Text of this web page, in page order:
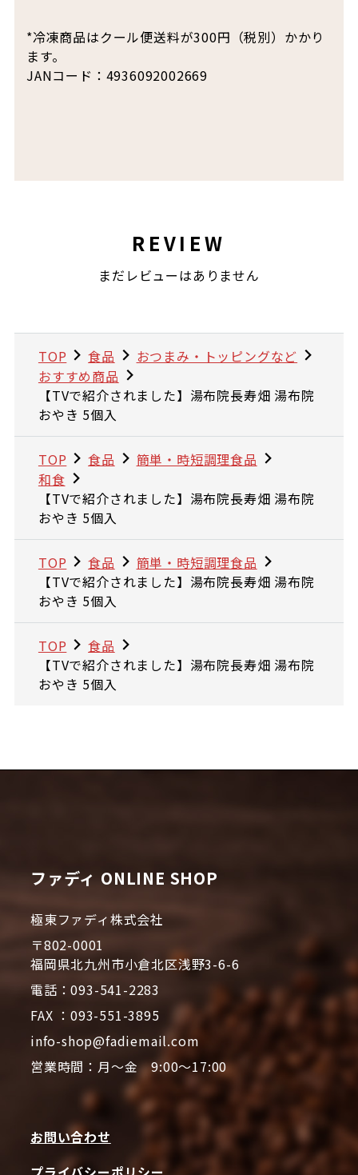
*冷凍商品はクール便送料が300円（税別）かかり
ます。
JANコード：4936092002669
REVIEW
まだレビューはありません
TOP 食品
おつまみ・トッピングなど
おすすめ商品
【TVで紹介されました】湯布院長寿畑 湯布院
おやき 5個入
TOP 食品
簡単・時短調理食品
和食
【TVで紹介されました】湯布院長寿畑 湯布院
おやき 5個入
TOP 食品
簡単・時短調理食品
【TVで紹介されました】湯布院長寿畑 湯布院
おやき 5個入
TOP
食品
【TVで紹介されました】湯布院長寿畑 湯布院
おやき 5個入
ファディ ONLINE SHOP
極東ファディ株式会社
〒802-0001
福岡県北九州市小倉北区浅野3-6-6
電話：093-541-2283
FAX ：093-551-3895
info-shop@fadiemail.com
営業時間：月～金 9:00～17:00
お問い合わせ